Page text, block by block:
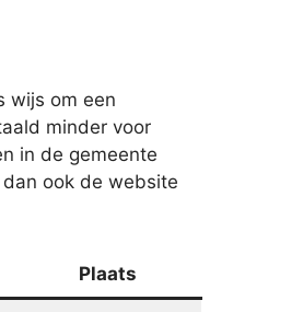
wijs om een
minder voor
in de gemeente
ook de website
Plaats